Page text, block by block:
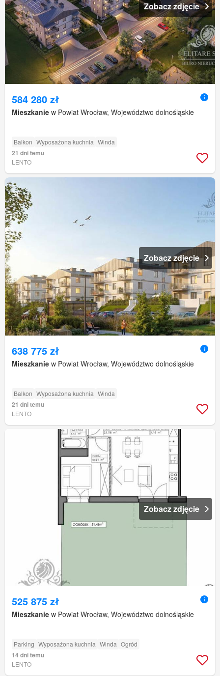
Zobacz zdjęcie
584 280 zł
Mieszkanie w Powiat Wrocław, Województwo dolnośląskie
Balkon Wyposażona kuchnia Winda
21 dni temu
LENTO
Zobacz zdjęcie
638 775 zł
Mieszkanie w Powiat Wrocław, Województwo dolnośląskie
Balkon Wyposażona kuchnia Winda
21 dni temu
LENTO
Zobacz zdjęcie
525 875 zł
Mieszkanie w Powiat Wrocław, Województwo dolnośląskie
Parking Wyposażona kuchnia Winda Ogród
14 dni temu
LENTO